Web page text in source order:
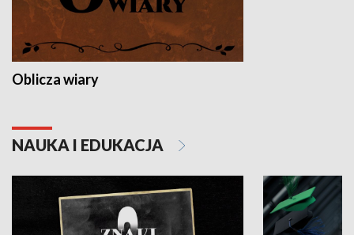
Oblicza wiary
NAUKA I EDUKACJA